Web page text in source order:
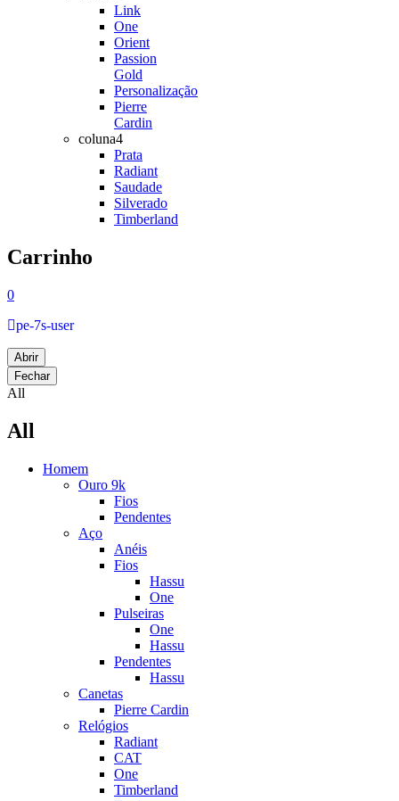
Link
One
Orient
Passion
Gold
Personalização
Pierre
Cardin
coluna4
Prata
Radiant
Saudade
Silverado
Timberland
Carrinho
0
pe-7s-user
Abrir
Fechar
All
All
Homem
Ouro 9k
Fios
Pendentes
Aço
Anéis
Fios
Hassu
One
Pulseiras
One
Hassu
Pendentes
Hassu
Canetas
Pierre Cardin
Relógios
Radiant
CAT
One
Timberland